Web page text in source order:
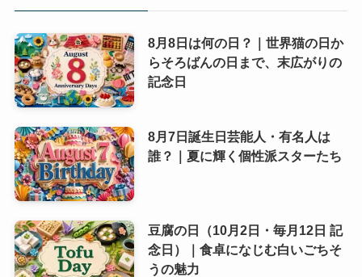
8月8日は何の日？｜世界猫の日か
らそろばんの日まで、末広がりの
記念日
8月7日誕生日芸能人・有名人は
誰？｜夏に輝く個性派スターたち
豆腐の日（10月2日・毎月12日 記
念日）｜食卓になじむ白いごちそ
うの魅力